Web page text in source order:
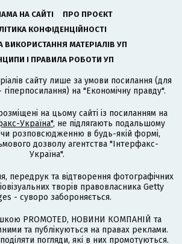
НА САЙТІ
ПРО ПРОЄКТ
КОНФІДЕНЦІЙНОСТІ
ВИКОРИСТАННЯ МАТЕРІАЛІВ УП
І ПРАВИЛА РОБОТИ УП
сайту лише за умови посилання (для
на "Економічну правду".
на цьому сайті із посиланням на
Україна", не підлягають подальшому
розповсюдженню в будь-якій формі,
дозволу агентства "Інтерфакс-
Україна".
передрук та відтворення фотографічних
творів правовласника Getty
- суворо забороняється.
PROMOTED, НОВИНИ КОМПАНІЙ та
та публікуються на правах реклами.
погляди, які в них промотуються.